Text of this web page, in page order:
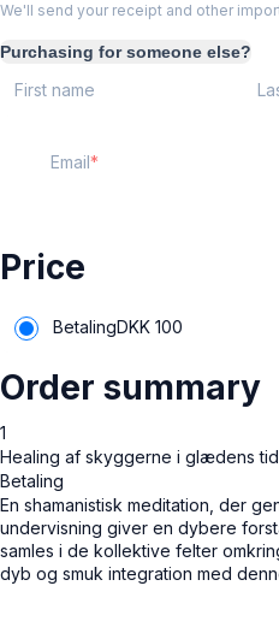
We'll send your receipt and other
Purchasing for someone else?
First name
Email
Price
BetalingDKK 100
Order summary
1
Healing af skyggerne i glædens tid
Betaling
En shamanistisk meditation, der
undervisning giver en dybere
samles i de kollektive felter
dyb og smuk integration med